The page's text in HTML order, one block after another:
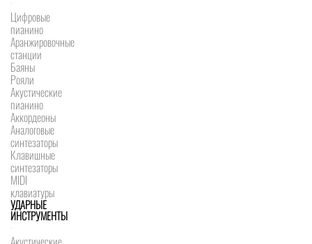
Цифровые
пианино
Аранжировочные
станции
Баяны
Рояли
Акустические
пианино
Аккордеоны
Аналоговые
синтезаторы
Клавишные
синтезаторы
MIDI
клавиатуры
УДАРНЫЕ
ИНСТРУМЕНТЫ